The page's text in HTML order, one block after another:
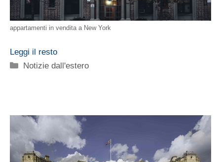
appartamenti in vendita a New York
Leggi il resto
Categorie
Notizie dall'estero